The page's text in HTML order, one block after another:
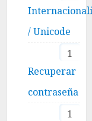
/ Unicode
1
Recuperar
contraseña
1